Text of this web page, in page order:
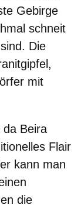
Gebirge
schneit
Die
mit
da Beira
Flair
kann man
die